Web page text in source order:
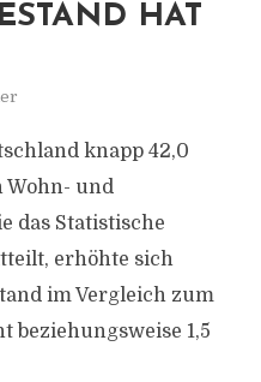
HAT
knapp 42,0
Wohn- und
das Statistische
erhöhte sich
im Vergleich zum
beziehungsweise 1,5